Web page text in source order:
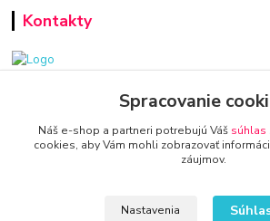
Kontakty
www.zariadenie-firmy.sk
+421 940 949 000
Spracovanie
Náš e-shop a partneri potrebujú Váš súhlas
cookies, aby Vám mohli zobrazovať
záujmov.
Nastavenia